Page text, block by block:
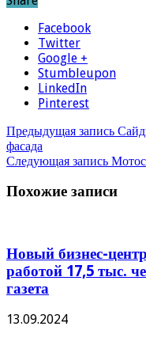
Facebook
Twitter
Google +
Stumbleupon
LinkedIn
Pinterest
Предыдущая запись
фасада
Следующая запись
Похожие записи
Новый бизнес-
работой 17,5 тыс.
газета
13.09.2024